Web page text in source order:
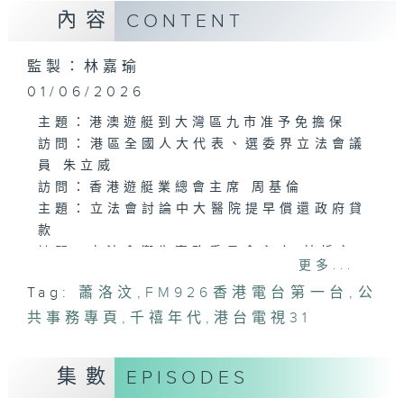
內容 CONTENT
監製：林嘉瑜
01/06/2026
主題：港澳遊艇到大灣區九市准予免擔保
訪問：港區全國人大代表、選委界立法會議
員 朱立威
訪問：香港遊艇業總會主席 周基倫
主題：立法會討論中大醫院提早償還政府貸
款
主題：港車北上政策有效期獲延長5年
訪問：中國香港汽車會永遠榮譽會長 李耀
培
主題：升小統一派位獲派首三志願比例創新
更多...
Tag: 蕭洛汶 , FM926香港電台第一台 , 公
共事務專頁 ,千禧年代 ,港台電視31
集數 EPISODES